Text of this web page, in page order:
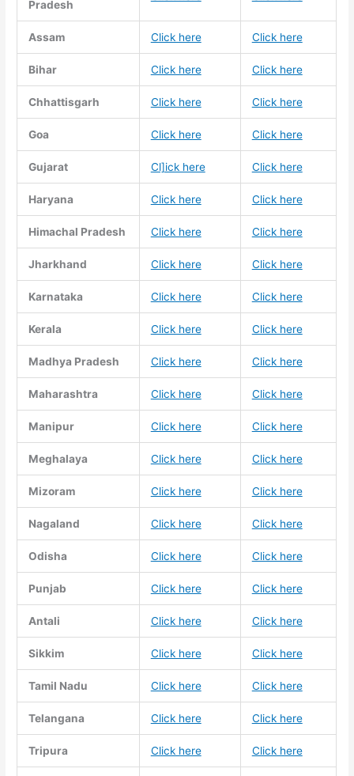
Pradesh
Assam Click here Click here
Bihar Click here Click here
Chhattisgarh Click here Click here
Goa Click here Click here
Gujarat Cl]ick here Click here
Haryana Click here Click here
Himachal Pradesh Click here Click here
Jharkhand Click here Click here
Karnataka Click here Click here
Kerala Click here Click here
Madhya Pradesh Click here Click here
Maharashtra Click here Click here
Manipur Click here Click here
Meghalaya Click here Click here
Mizoram Click here Click here
Nagaland Click here Click here
Odisha Click here Click here
Punjab Click here Click here
Antali Click here Click here
Sikkim Click here Click here
Tamil Nadu Click here Click here
Telangana Click here Click here
Tripura Click here Click here